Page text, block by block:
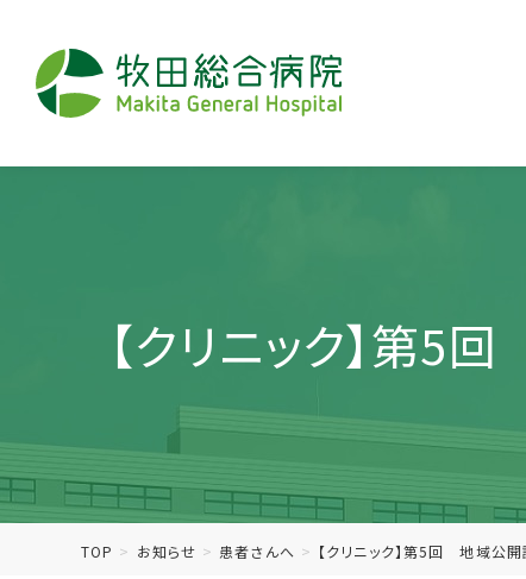
【クリニック】第
TOP お知らせ 患者さんへ 【クリニック】第5回 地域公